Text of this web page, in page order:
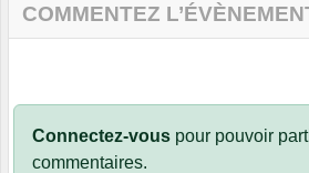
COMMENTEZ
Connectez-vous pour pouvoir
commentaires.